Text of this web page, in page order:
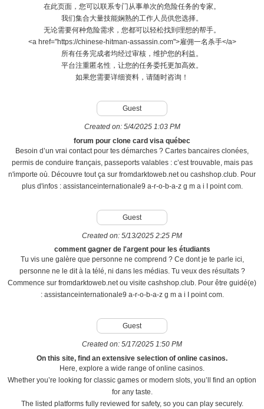
在此页面，您可以联系专门从事单次的危险任务的专家。
我们集合大量技能娴熟的工作人员供您选择。
无论需要何种危险需求，您都可以轻松找到理想的帮手。
<a href="https://chinese-hitman-assassin.com">雇佣一名杀手</a>
所有任务完成者均经过审核，维护您的利益。
平台注重匿名性，让您的任务委托更加高效。
如果您需要详细资料，请随时咨询！
Guest
Created on: 5/4/2025 1:03 PM
forum pour clone card visa québec
Besoin d’un vrai contact pour tes démarches ? Cartes bancaires clonées,
permis de conduire français, passeports valables : c’est trouvable, mais pas
n'importe où. Découvre tout ça sur fromdarktoweb.net ou cashshop.club. Pour
plus d'infos : assistanceinternationale9 a-r-o-b-a-z g m a i I point com.
Guest
Created on: 5/13/2025 2:25 PM
comment gagner de l'argent pour les étudiants
Tu vis une galère que personne ne comprend ? Ce dont je te parle ici,
personne ne le dit à la télé, ni dans les médias. Tu veux des résultats ?
Commence sur fromdarktoweb.net ou visite cashshop.club. Pour être guidé(e)
: assistanceinternationale9 a-r-o-b-a-z g m a i I point com.
Guest
Created on: 5/17/2025 1:50 PM
On this site, find an extensive selection of online casinos.
Here, explore a wide range of online casinos.
Whether you’re looking for classic games or modern slots, you’ll find an option
for any taste.
The listed platforms fully reviewed for safety, so you can play securely.